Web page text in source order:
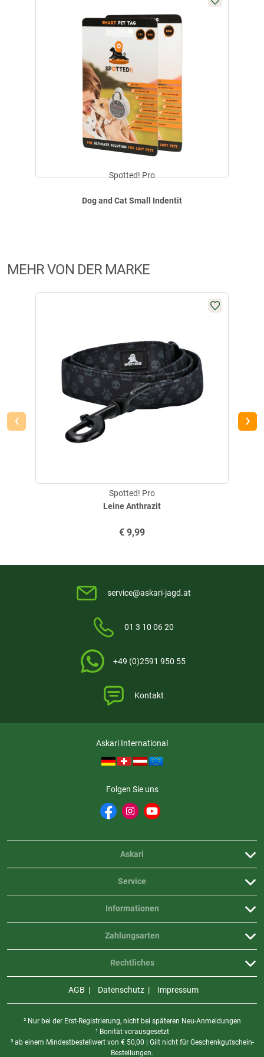
Aktuell liegen noch keine Produktbewertungen für diesen
Dog and Cat Small Indentit
Spotted! Pro
MEHR VON DER MARKE
Leine Anthrazit
Spotted! Pro
€ 9,99
‹ ›
service@askari-jagd.at
01 3 10 06 20
+49 (0)2591 950 55
Kontakt
Askari International
Folgen Sie uns
Askari
Service
Informationen
Rechtliches
Zahlungsarten
AGB Datenschutz Impressum
² Nur bei der Erst-Registrierung, nicht bei späteren Neu-Anmeldungen
¹ Bonität vorausgesetzt
³ ab einem Mindestbestellwert von € 50,00 | Gilt nicht für Geschenkgutschein-
Bestellungen.